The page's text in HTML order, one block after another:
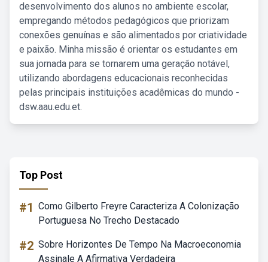
desenvolvimento dos alunos no ambiente escolar,
empregando métodos pedagógicos que priorizam
conexões genuínas e são alimentados por criatividade
e paixão. Minha missão é orientar os estudantes em
sua jornada para se tornarem uma geração notável,
utilizando abordagens educacionais reconhecidas
pelas principais instituições acadêmicas do mundo -
dsw.aau.edu.et.
Top Post
#1 Como Gilberto Freyre Caracteriza A Colonização
Portuguesa No Trecho Destacado
#2 Sobre Horizontes De Tempo Na Macroeconomia
Assinale A Afirmativa Verdadeira